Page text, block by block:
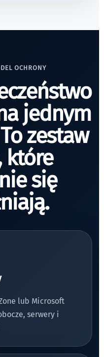
OCHRONY
jednym
zestaw
które
się
lub Microsoft
serwery i